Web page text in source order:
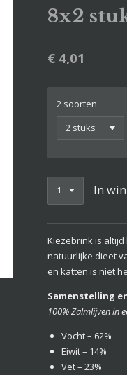
8x2
€ 4,01
2 soorten
In
Kiezebrink is
natuurlijke dieet
en katten is niet
Samenstelling
100% Zalmlijven in
Vocht – 62%
Eiwit – 14%
Vet – 23%